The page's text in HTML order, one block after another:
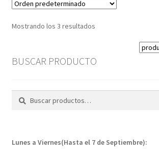
Mostrando los 3 resultados
BUSCAR PRODUCTO
Buscar
Buscar
Lunes a Viernes(Hasta el 7 de Septiembre):